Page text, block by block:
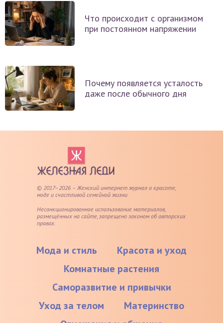
Что происходит с организмом
при постоянном напряжении
Почему появляется усталость
даже после обычного дня
© 2017–2026 – Женский интернет журнал о красоте,
моде и счастливой семейной жизни
Несанкционированное использование материалов,
размещённых на сайте, запрещено законом об авторских
правах.
Мода и стиль
Красота и уход
Комнатные растения
Саморазвитие и привычки
Уход за телом
Материнство